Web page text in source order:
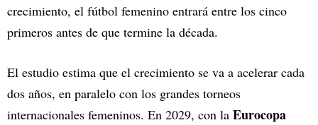
crecimiento, el fútbol femenino entrará entre los cinco
primeros antes de que termine la década.
El estudio estima que el crecimiento se va a acelerar cada
dos años, en paralelo con los grandes torneos
internacionales femeninos. En 2029, con la Eurocopa